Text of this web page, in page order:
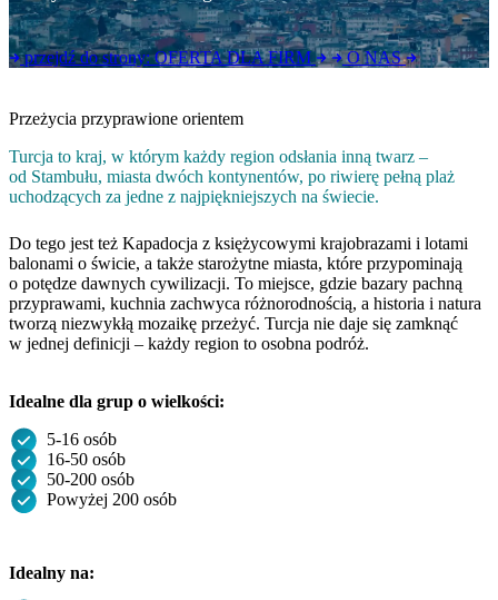
przejdź do strony:OFERTA DLA FIRM O NAS
Przeżycia przyprawione orientem
Turcja to kraj, w którym każdy region odsłania inną twarz –
od Stambułu, miasta dwóch kontynentów, po riwierę pełną plaż
uchodzących za jedne z najpiękniejszych na świecie.
Do tego jest też Kapadocja z księżycowymi krajobrazami i lotami
balonami o świcie, a także starożytne miasta, które przypominają
o potędze dawnych cywilizacji. To miejsce, gdzie bazary pachną
przyprawami, kuchnia zachwyca różnorodnością, a historia i natura
tworzą niezwykłą mozaikę przeżyć. Turcja nie daje się zamknąć
w jednej definicji – każdy region to osobna podróż.
Idealne dla grup o wielkości:
5-16 osób
16-50 osób
50-200 osób
Powyżej 200 osób
Idealny na: